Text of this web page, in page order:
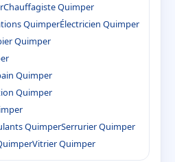
Chauffagiste Quimper
QuimperÉlectricien Quimper
Quimper
Quimper
Quimper
QuimperSerrurier Quimper
Vitrier Quimper